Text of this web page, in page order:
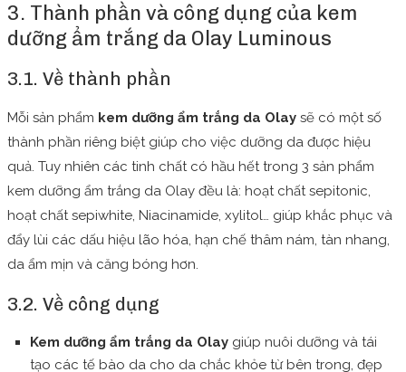
3. Thành phần và công dụng của kem
dưỡng ẩm trắng da Olay Luminous
3.1. Về thành phần
Mỗi sản phẩm kem dưỡng ẩm trắng da Olay sẽ có một số
thành phần riêng biệt giúp cho việc dưỡng da được hiệu
quả. Tuy nhiên các tinh chất có hầu hết trong 3 sản phẩm
kem dưỡng ẩm trắng da Olay đều là: hoạt chất sepitonic,
hoạt chất sepiwhite, Niacinamide, xylitol… giúp khắc phục và
đẩy lùi các dấu hiệu lão hóa, hạn chế thâm nám, tàn nhang,
da ẩm mịn và căng bóng hơn.
3.2. Về công dụng
Kem dưỡng ẩm trắng da Olay giúp nuôi dưỡng và tái
tạo các tế bào da cho da chắc khỏe từ bên trong, đẹp